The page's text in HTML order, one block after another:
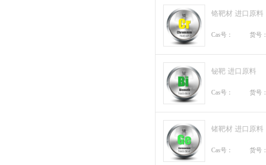
铬靶材 进口原料
Cas号： 货号：
铋靶 进口原料
Cas号： 货号：
锗靶材 进口原料
Cas号： 货号：